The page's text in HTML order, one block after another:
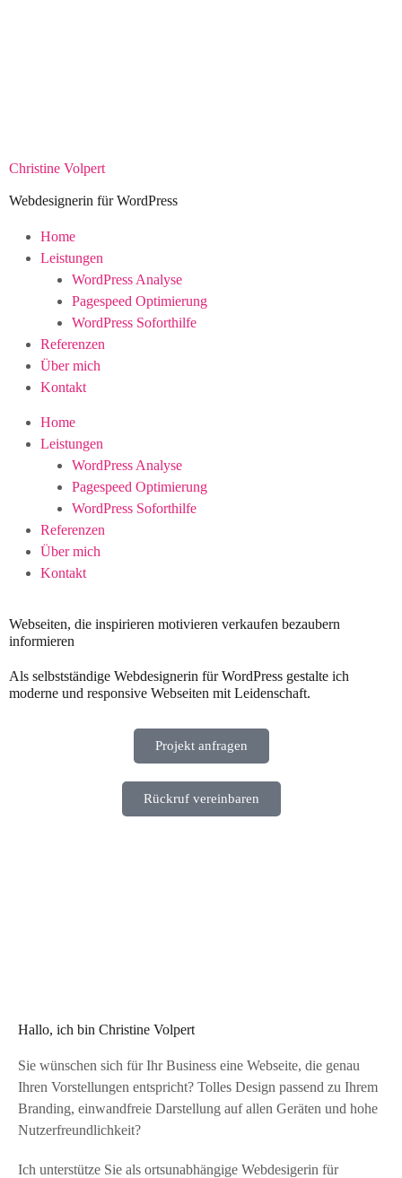
Christine Volpert
Webdesignerin für WordPress
Home
Leistungen
WordPress Analyse
Pagespeed Optimierung
WordPress Soforthilfe
Referenzen
Über mich
Kontakt
Home
Leistungen
WordPress Analyse
Pagespeed Optimierung
WordPress Soforthilfe
Referenzen
Über mich
Kontakt
Webseiten, die inspirieren motivieren verkaufen bezaubern
informieren
Als selbstständige Webdesignerin für WordPress gestalte ich
moderne und responsive Webseiten mit Leidenschaft.
Projekt anfragen
Rückruf vereinbaren
Hallo, ich bin Christine Volpert
Sie wünschen sich für Ihr Business eine Webseite, die genau
Ihren Vorstellungen entspricht? Tolles Design passend zu Ihrem
Branding, einwandfreie Darstellung auf allen Geräten und hohe
Nutzerfreundlichkeit?
Ich unterstütze Sie als ortsunabhängige Webdesigerin für